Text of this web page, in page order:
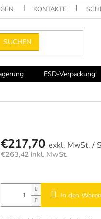
KONTAKTE
SUCHEN
ESD-Verpackung
€217,70 /
€263,42 inkl. MwSt.
In den